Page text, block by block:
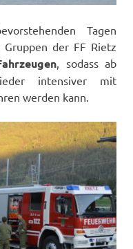
Tagen
der FF Rietz
, sodass ab
intensiver mit
werden kann.